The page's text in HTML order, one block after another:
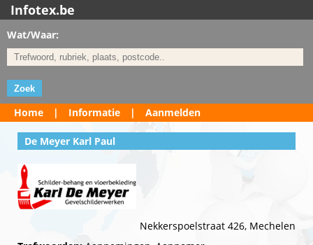
Infotex.be
Wat/Waar:
Home | Informatie | Aanmelden
De Meyer Karl Paul
Nekkerspoelstraat 426, Mechelen